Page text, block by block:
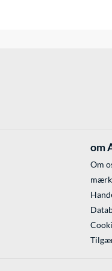
om
Om